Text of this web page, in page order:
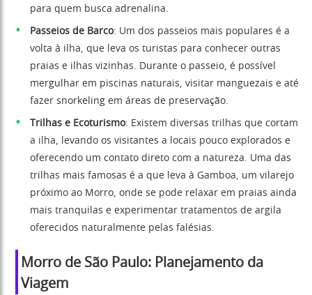
para quem busca adrenalina.
Passeios de Barco: Um dos passeios mais populares é a
volta à ilha, que leva os turistas para conhecer outras
praias e ilhas vizinhas. Durante o passeio, é possível
mergulhar em piscinas naturais, visitar manguezais e até
fazer snorkeling em áreas de preservação.
Trilhas e Ecoturismo: Existem diversas trilhas que cortam
a ilha, levando os visitantes a locais pouco explorados e
oferecendo um contato direto com a natureza. Uma das
trilhas mais famosas é a que leva à Gamboa, um vilarejo
próximo ao Morro, onde se pode relaxar em praias ainda
mais tranquilas e experimentar tratamentos de argila
oferecidos naturalmente pelas falésias.
Morro de São Paulo: Planejamento da
Viagem